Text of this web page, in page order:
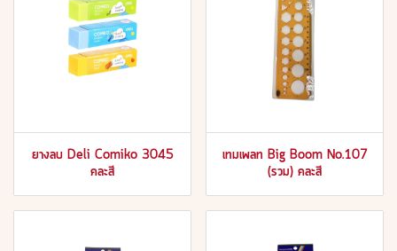
ยางลบ Deli Comiko 3045
คละสี
เทมเพลท Big Boom No.107
(รวม) คละสี